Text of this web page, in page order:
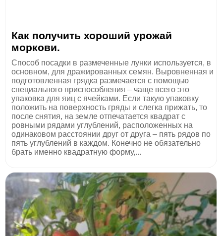
Как получить хороший урожай
моркови.
Способ посадки в размеченные лунки используется, в
основном, для дражированных семян. Выровненная и
подготовленная грядка размечается с помощью
специального приспособления – чаще всего это
упаковка для яиц с ячейками. Если такую упаковку
положить на поверхность гряды и слегка прижать, то
после снятия, на земле отпечатается квадрат с
ровными рядами углублений, расположенных на
одинаковом расстоянии друг от друга – пять рядов по
пять углублений в каждом. Конечно не обязательно
брать именно квадратную форму,...